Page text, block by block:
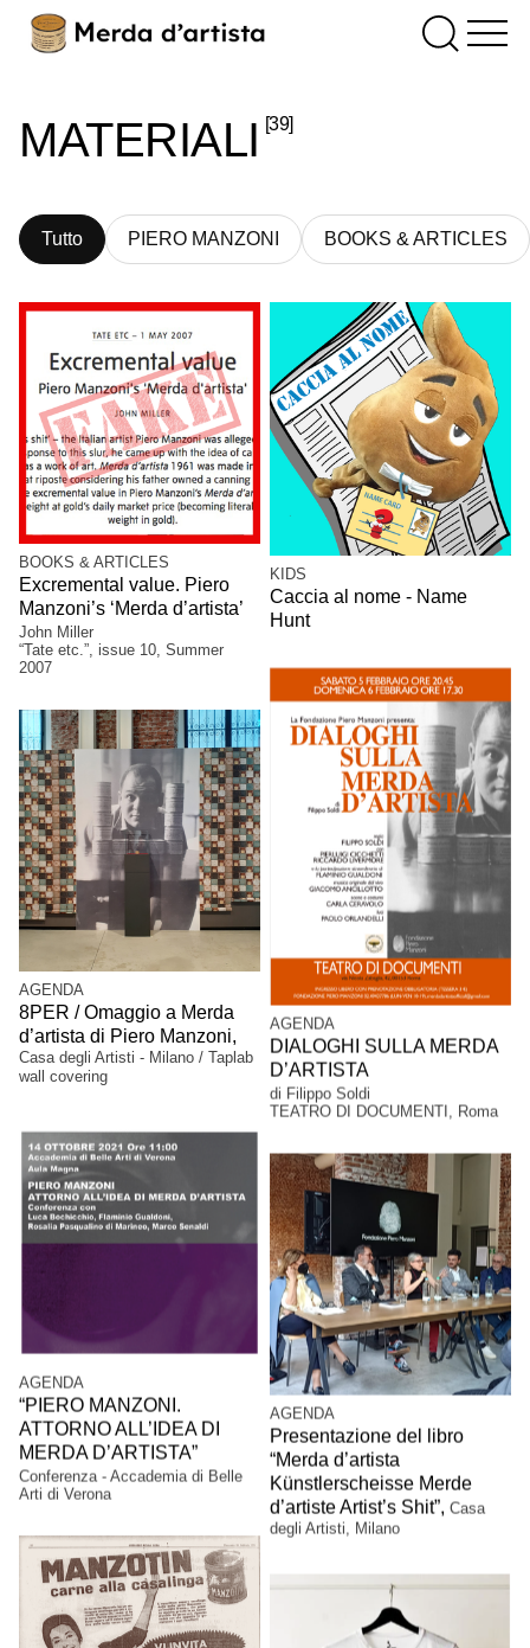
MATERIALI [39]
Tutto PIERO MANZONI BOOKS & ARTICLES
BOOKS & ARTICLES
Excremental value. Piero
Manzoni’s ‘Merda d’artista’
John Miller
“Tate etc.”, issue 10, Summer
2007
KIDS
Caccia al nome - Name
Hunt
AGENDA
DIALOGHI SULLA MERDA
D’ARTISTA
di Filippo Soldi
TEATRO DI DOCUMENTI, Roma
AGENDA
8PER / Omaggio a Merda
d’artista di Piero Manzoni,
Casa degli Artisti - Milano / Taplab
wall covering
AGENDA
“PIERO MANZONI.
ATTORNO ALL’IDEA DI
MERDA D’ARTISTA”
Conferenza - Accademia di Belle
Arti di Verona
AGENDA
Presentazione del libro
“Merda d’artista
Künstlerscheisse Merde
d’artiste Artist’s Shit”, Casa
degli Artisti, Milano